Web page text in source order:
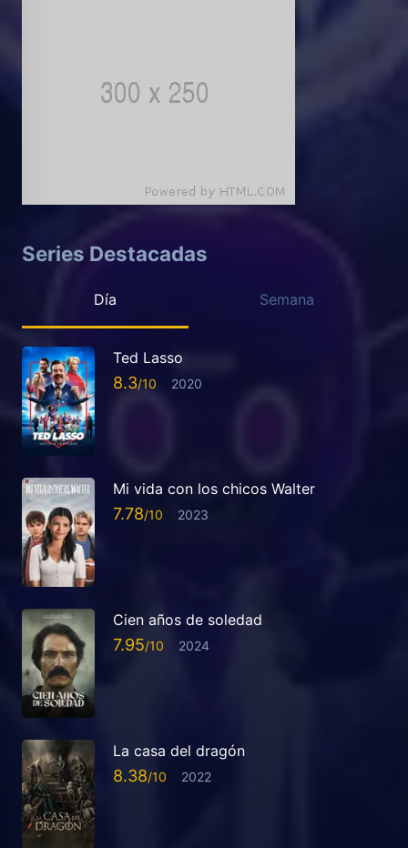
Series Destacadas
Día Semana
Ted Lasso
8.3 2020
Mi vida con los chicos Walter
7.78 2023
Cien años de soledad
7.95 2024
La casa del dragón
8.38 2022